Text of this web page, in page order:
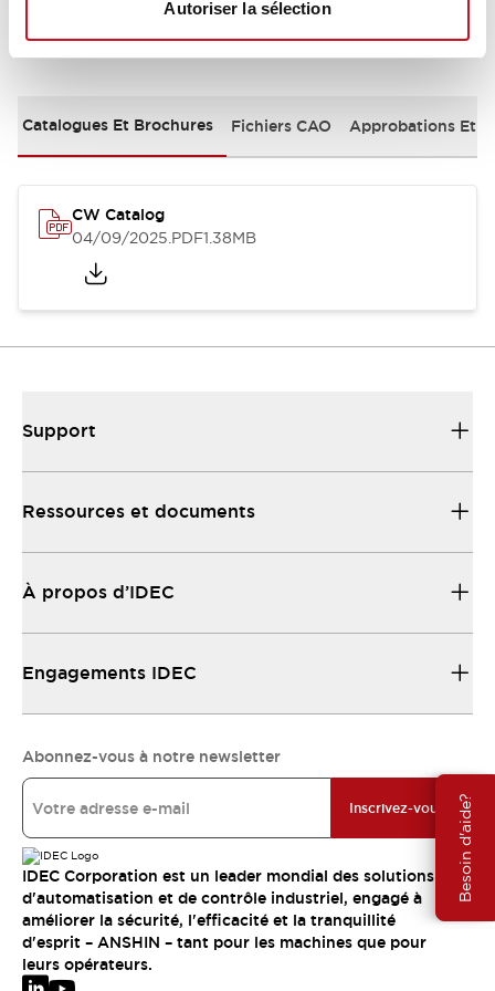
Autoriser la sélection
Besoin d'aide?
Documents et fichiers
Catalogues Et Brochures Fichiers CAO Approbations Et
CW Catalog
04/09/2025.PDF1.38MB
Support
Ressources et documents
À propos d’IDEC
Engagements IDEC
Abonnez-vous à notre newsletter
Inscrivez-vous
IDEC Corporation est un leader mondial des solutions
d'automatisation et de contrôle industriel, engagé à
améliorer la sécurité, l'efficacité et la tranquillité
d'esprit – ANSHIN – tant pour les machines que pour
leurs opérateurs.